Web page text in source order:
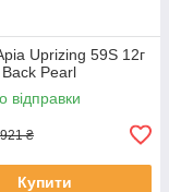
Uprizing 59S 12г
Pearl
відправки
921 ₴
Купити